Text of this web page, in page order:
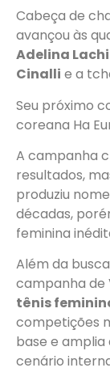
Cabeça de
avançou às
Adelina
Cinalli e a
Seu próximo
coreana Ha
A campanha
resultados,
produziu
décadas,
feminina
Além da
campanha de
tênis
competições
base e amplia
cenário